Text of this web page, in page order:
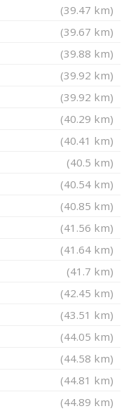
(39.47 km)
(39.67 km)
(39.88 km)
(39.92 km)
(39.92 km)
(40.29 km)
(40.41 km)
(40.5 km)
(40.54 km)
(40.85 km)
(41.56 km)
(41.64 km)
(41.7 km)
(42.45 km)
(43.51 km)
(44.05 km)
(44.58 km)
(44.81 km)
(44.89 km)